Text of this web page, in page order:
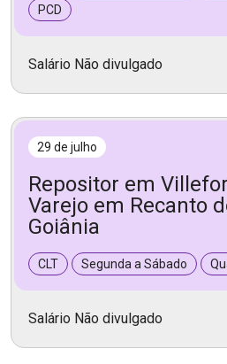
PCD
Salário Não divulgado
29 de julho
Repositor em
Varejo em Recanto
Goiânia
CLT Segunda a Sábado
Salário Não divulgado